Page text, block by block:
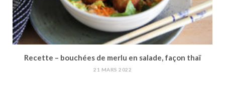
Recette – bouchées de merlu en salade, façon thaï
21 MARS 2022